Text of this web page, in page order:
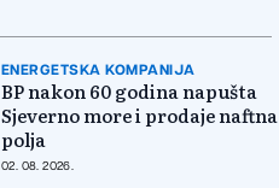
ENERGETSKA KOMPANIJA
BP nakon 60 godina napušta
Sjeverno more i prodaje naftna
polja
02. 08. 2026.